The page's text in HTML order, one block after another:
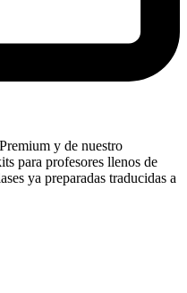
y de nuestro
para profesores llenos de
ya preparadas traducidas a